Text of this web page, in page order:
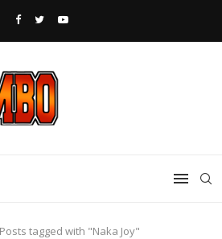
Posts tagged with "Naka Joy"